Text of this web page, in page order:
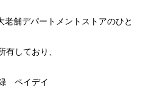
舗デパートメントストアのひと
有しており、
録 ペイデイ